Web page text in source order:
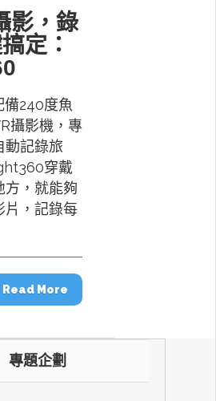
影，錄
定：
240度魚
攝影機，專
動記錄旅
穿戴
方，就能夠
片，記錄每
Read More
專題企劃